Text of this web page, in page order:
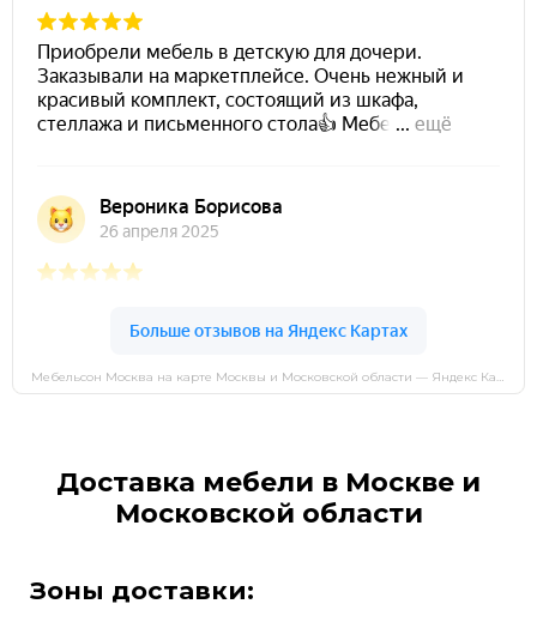
Доставка мебели в Москве и
Московской области
Зоны доставки: